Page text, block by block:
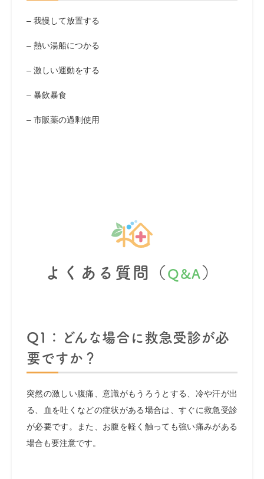
– 我慢して放置する
– 熱い湯船につかる
– 激しい運動をする
– 暴飲暴食
– 市販薬の過剰使用
よくある質問（ Q&A ）
Q1：どんな場合に救急受診が必
要ですか？
突然の激しい腹痛、意識がもうろうとする、冷や汗が出
る、血を吐くなどの症状がある場合は、すぐに救急受診
が必要です。また、お腹を軽く触っても強い痛みがある
場合も要注意です。